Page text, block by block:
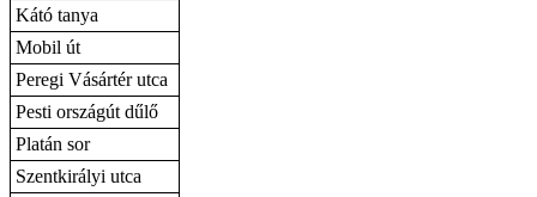
Kátó tanya
Mobil út
Peregi Vásártér utca
Pesti országút dűlő
Platán sor
Szentkirályi utca